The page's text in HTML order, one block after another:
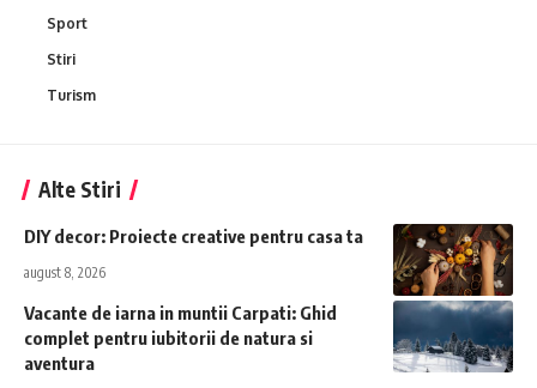
Sport
Stiri
Turism
Alte Stiri
DIY decor: Proiecte creative pentru casa ta
august 8, 2026
Vacante de iarna in muntii Carpati: Ghid
complet pentru iubitorii de natura si
aventura